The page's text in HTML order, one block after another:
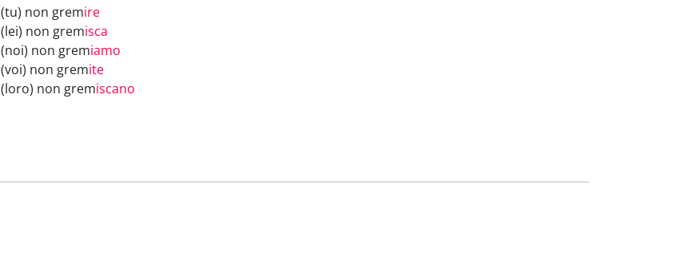
(tu) non gremire
(lei) non gremisca
(noi) non gremiamo
(voi) non gremite
(loro) non gremiscano